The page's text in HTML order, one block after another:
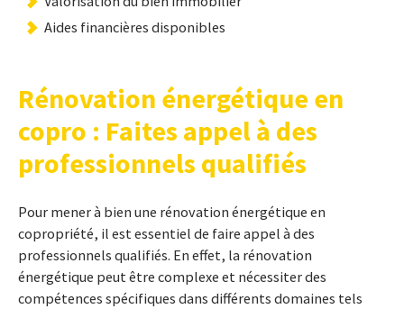
Aides financières disponibles
Rénovation énergétique en
copro : Faites appel à des
professionnels qualifiés
Pour mener à bien une rénovation énergétique en
copropriété, il est essentiel de faire appel à des
professionnels qualifiés. En effet, la rénovation
énergétique peut être complexe et nécessiter des
compétences spécifiques dans différents domaines tels